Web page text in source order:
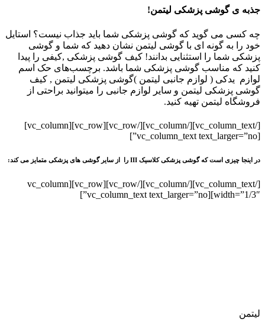
جذبه ی گوشی پزشکی لیتمن!
چه کسی می گوید که گوشی پزشکی شما باید جذاب نیست؟ استایل
خود را به گونه ای با گوشی لیتمن نشان دهید که شما و گوشی
پزشکی شما را استثنایی بدانند! کیف گوشی پزشکی ,کیفی را پیدا
کنید که مناسب گوشی پزشکی شما باشد. برچسب‌های حک اسم
لوازم یدکی ( لوازم جانبی لیتمن )گوشی پزشکی لیتمن , کیف
گوشی پزشکی لیتمن و سایر لوازم جانبی را میتوانید براحتی از
فروشگاه لیتمن تهیه کنید.
[/vc_column_text][/vc_column][/vc_row][vc_row][vc_column]
[vc_column_text text_larger=”no”]
در اینجا چیزی است که گوشی پزشکی کلاسیک III را از سایر گوشی های پزشکی متمایز می کند:
[/vc_column_text][/vc_column][/vc_row][vc_row][vc_column
width=”1/3″][vc_column_text text_larger=”no”]
لیتمن